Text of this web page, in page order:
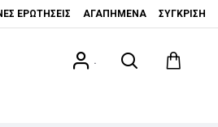
ΕΡΩΤΉΣΕΙΣ ΑΓΑΠΗΜΈΝΑ ΣΎΓΚΡΙΣΗ
.